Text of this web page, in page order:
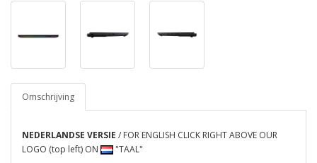
Omschrijving
NEDERLANDSE VERSIE / FOR ENGLISH CLICK RIGHT ABOVE OUR
LOGO (top left) ON
"TAAL"